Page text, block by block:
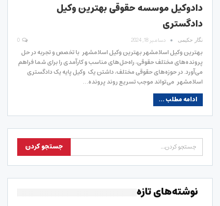
دادوکیل موسسه حقوقی بهترین وکیل
دادگستری
نگار حکیمی دسامبر 18, 2024
بهترین وکیل اسلامشهر بهترین وکیل اسلامشهر با تخصص و تجربه در حل
پرونده‌های مختلف حقوقی، راه‌حل‌های مناسب و کارآمدی را برای شما فراهم
می‌آورد. در حوزه‌های حقوقی مختلف، داشتن یک وکیل پایه یک دادگستری
اسلامشهر می‌تواند موجب تسریع روند پرونده…
ادامه مطلب ...
نوشته‌های تازه